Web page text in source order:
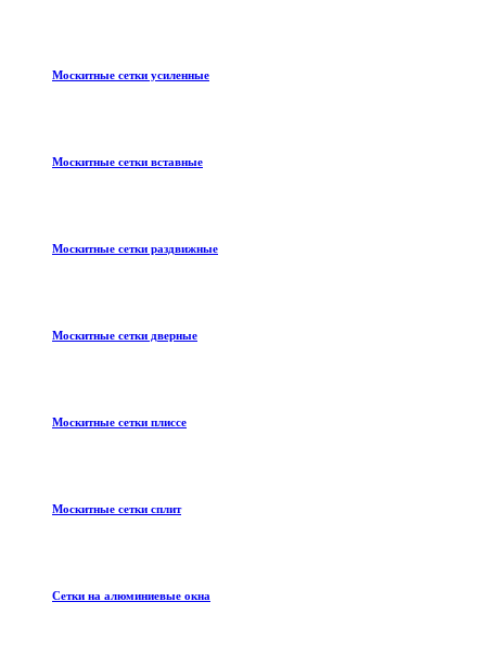
Москитные сетки усиленные
Москитные сетки вставные
Москитные сетки раздвижные
Москитные сетки дверные
Москитные сетки плиссе
Москитные сетки сплит
Сетки на алюминиевые окна